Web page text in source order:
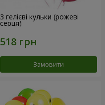
3 гелієві кульки (рожеві
серця)
Замовити